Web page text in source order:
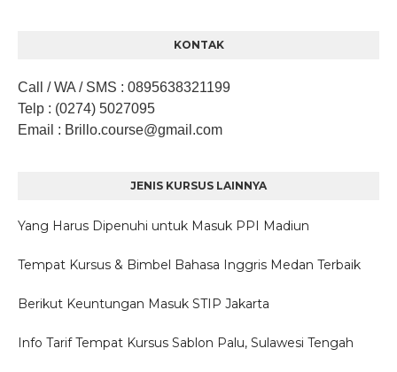
KONTAK
Call / WA / SMS : 0895638321199
Telp : (0274) 5027095
Email : Brillo.course@gmail.com
JENIS KURSUS LAINNYA
Yang Harus Dipenuhi untuk Masuk PPI Madiun
Tempat Kursus & Bimbel Bahasa Inggris Medan Terbaik
Berikut Keuntungan Masuk STIP Jakarta
Info Tarif Tempat Kursus Sablon Palu, Sulawesi Tengah